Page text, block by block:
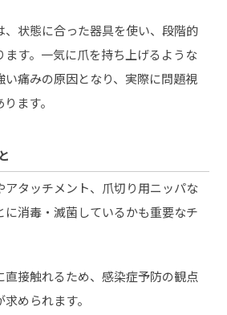
、状態に合った器具を使い、段階的
ます。一気に爪を持ち上げるような
痛みの原因となり、実際に問題視
ます。
アタッチメント、爪切り用ニッパな
に消毒・滅菌しているかも重要なチ
直接触れるため、感染症予防の観点
められます。